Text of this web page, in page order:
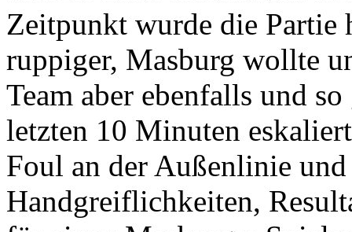
Zeitpunkt wurde die Partie
ruppiger, Masburg wollte
Team aber ebenfalls und
letzten 10 Minuten
Foul an der Außenlinie
Handgreiflichkeiten,